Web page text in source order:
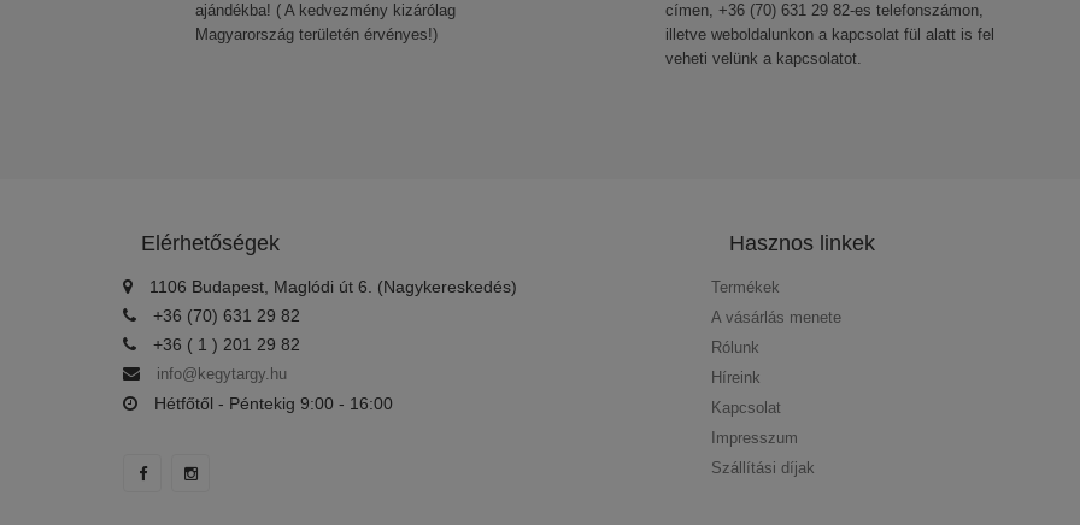
ajándékba! ( A kedvezmény kizárólag
Magyarország területén érvényes!)
címen, +36 (70) 631 29 82-es telefonszámon,
illetve weboldalunkon a kapcsolat fül alatt is fel
veheti velünk a kapcsolatot.
Elérhetőségek
1106 Budapest, Maglódi út 6. (Nagykereskedés)
+36 (70) 631 29 82
+36 ( 1 ) 201 29 82
info@kegytargy.hu
Hétfőtől - Péntekig 9:00 - 16:00
Hasznos linkek
Termékek
A vásárlás menete
Rólunk
Híreink
Kapcsolat
Impresszum
Szállítási díjak